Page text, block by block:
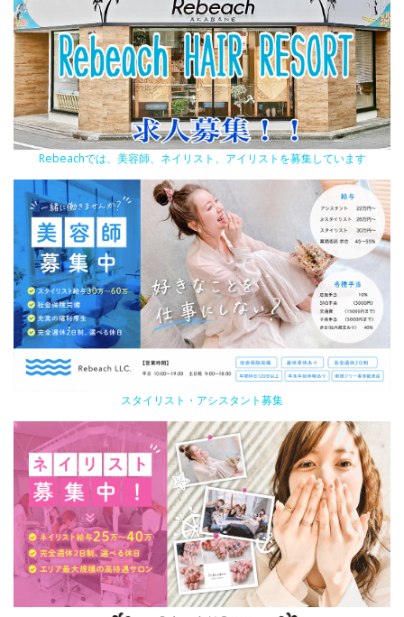
Rebeachでは、美容師、ネイリスト、アイリストを募集しています
スタイリスト・アシスタント募集